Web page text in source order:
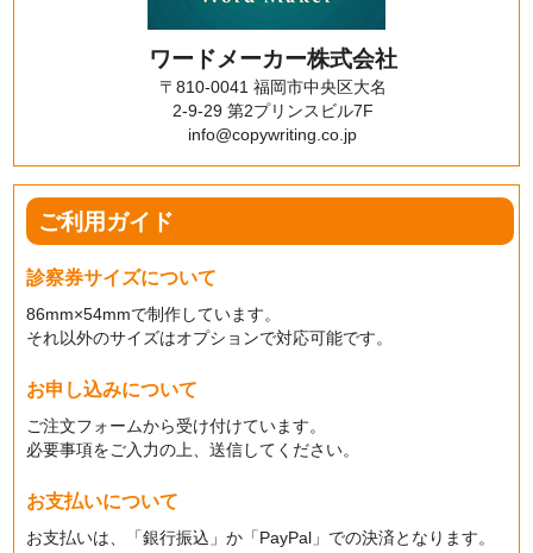
ワードメーカー株式会社
〒810-0041 福岡市中央区大名
2-9-29 第2プリンスビル7F
info@copywriting.co.jp
ご利用ガイド
診察券サイズについて
86mm×54mmで制作しています。
それ以外のサイズはオプションで対応可能です。
お申し込みについて
ご注文フォームから受け付けています。
必要事項をご入力の上、送信してください。
お支払いについて
お支払いは、「銀行振込」か「PayPal」での決済となります。